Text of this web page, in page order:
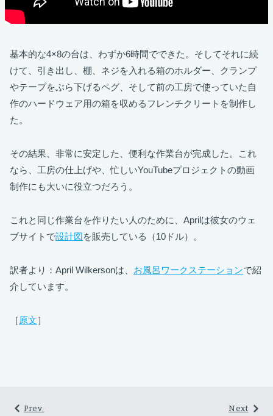
基本的な4×8の台は、わずか6時間でできた。そしてそれに続
けて、引き出し、棚、ネジを入れる箱のホルダー、クランプ
やテープをぶら下げるペグ、そして前の工房で使っていた自
作のハードウェア用の箱を収めるフレンチクリートを制作し
た。
その結果、非常に安定した、便利な作業台が完成した。これ
なら、工房の仕上げや、忙しいYouTubeプロジェクトの動画
制作にも大いに役立つだろう。
これと同じ作業台を作りたい人のために、Aprilは彼女のウェ
ブサイトで設計図を販売している（10ドル）。
訳者より：April Wilkersonは、 お風呂ワークステーションで紹
介しています。
［ 原文］
Next
Prev.